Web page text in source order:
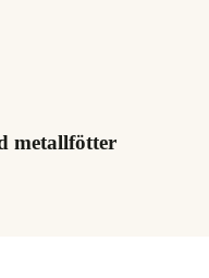
metallfötter